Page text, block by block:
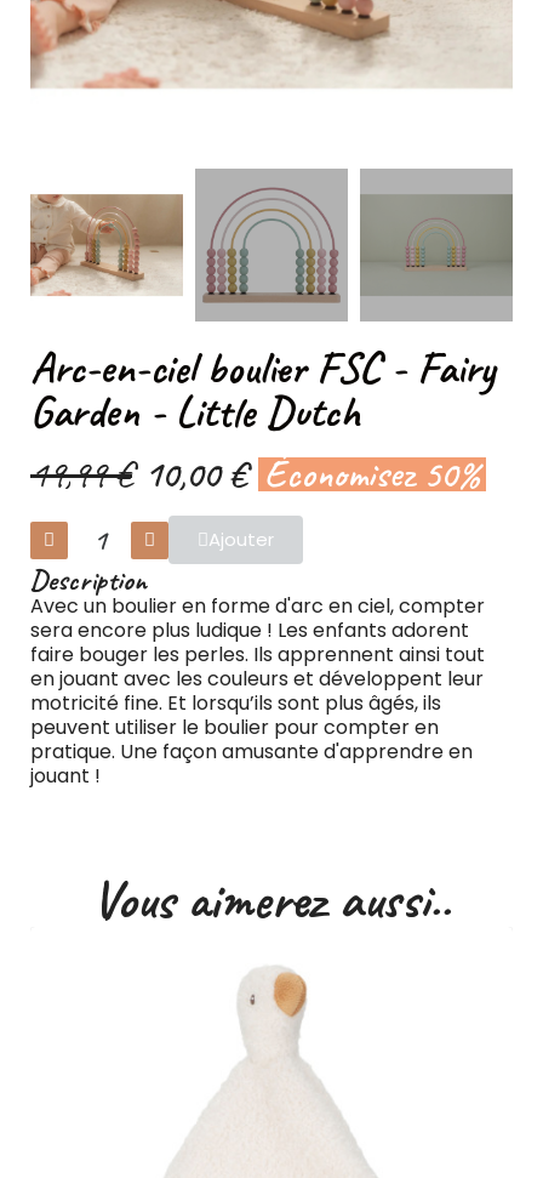
Arc-en-ciel boulier FSC - Fairy
Garden - Little Dutch
19,99 € 10,00 € Économisez 50%
Ajouter
Description
Avec un boulier en forme d'arc en ciel, compter
sera encore plus ludique ! Les enfants adorent
faire bouger les perles. Ils apprennent ainsi tout
en jouant avec les couleurs et développent leur
motricité fine. Et lorsqu’ils sont plus âgés, ils
peuvent utiliser le boulier pour compter en
pratique. Une façon amusante d'apprendre en
jouant !
Vous aimerez aussi..